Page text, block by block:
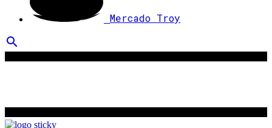
Mercado Troy
search